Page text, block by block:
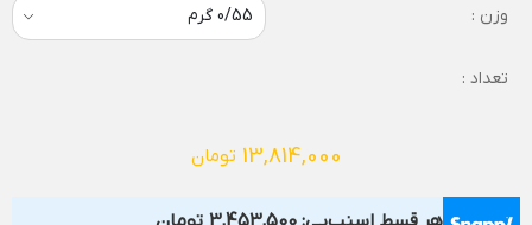
وزن :
تعداد :
13,814,000 تومان